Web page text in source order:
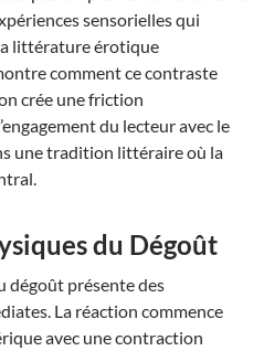
sensorielles qui
littérature érotique
comment ce contraste
crée une friction
du lecteur avec le
une tradition littéraire où la
du Dégoût
dégoût présente des
La réaction commence
avec une contraction